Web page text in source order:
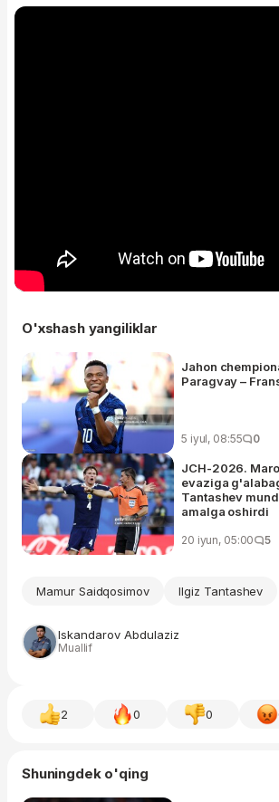
O'xshash yangiliklar
Jahon
Paragvay –
5 iyul, 08:55 0
JCH-2026.
evaziga
Tantashev
amalga oshirdi
20 iyun, 05:00 5
Mamur Saidqosimov Ilgiz Tantashev
Iskandarov Abdulaziz
Muallif
2 0 0
Shuningdek o'qing